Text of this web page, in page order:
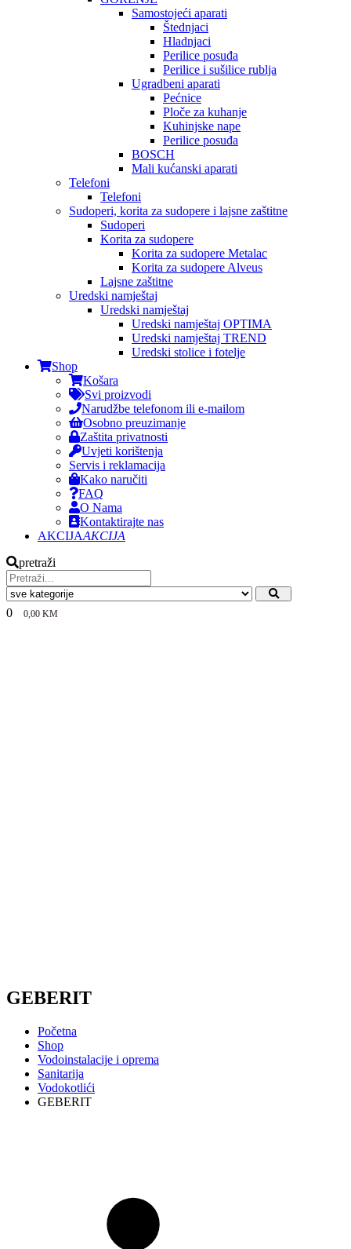
Samostojeći aparati
Štednjaci
Hladnjaci
Perilice posuđa
Perilice i sušilice rublja
Ugradbeni aparati
Pećnice
Ploče za kuhanje
Kuhinjske nape
Perilice posuđa
BOSCH
Mali kućanski aparati
Telefoni
Telefoni
Sudoperi, korita za sudopere i lajsne zaštitne
Sudoperi
Korita za sudopere
Korita za sudopere Metalac
Korita za sudopere Alveus
Lajsne zaštitne
Uredski namještaj
Uredski namještaj
Uredski namještaj OPTIMA
Uredski namještaj TREND
Uredski stolice i fotelje
Shop
Košara
Svi proizvodi
Narudžbe telefonom ili e-mailom
Osobno preuzimanje
Zaštita privatnosti
Uvjeti korištenja
Servis i reklamacija
Kako naručiti
FAQ
O Nama
Kontaktirajte nas
AKCIJAAKCIJA
pretraži
0 0,00 KM
GEBERIT
Početna
Shop
Vodoinstalacije i oprema
Sanitarija
Vodokotlići
GEBERIT